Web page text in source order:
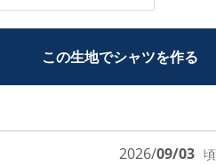
この生地でシャツを作る
2026/09/03 頃